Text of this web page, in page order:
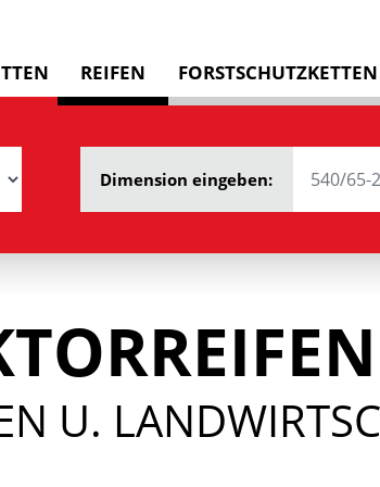
REIFEN FORSTSCHUTZKETTEN
Dimension eingeben:
U.